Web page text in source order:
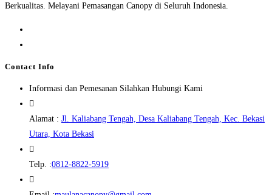
Berkualitas. Melayani Pemasangan Canopy di Seluruh Indonesia.
tab
new
tab
Contact Info
Informasi dan Pemesanan Silahkan Hubungi Kami
Alamat : Jl. Kaliabang Tengah, Desa Kaliabang Tengah, Kec. Bekasi
Utara, Kota Bekasi
a
Telp. :0812-8822-5919Opens